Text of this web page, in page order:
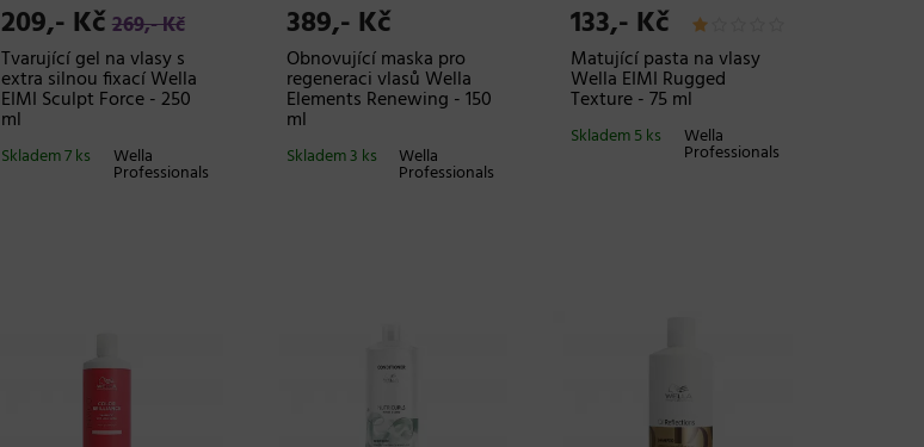
209,- Kč 269,- Kč
Tvarující gel na vlasy s
extra silnou fixací Wella
EIMI Sculpt Force - 250
ml
Wella
Professionals
Skladem 7 ks
389,- Kč
Obnovující maska pro
regeneraci vlasů Wella
Elements Renewing - 150
ml
Wella
Professionals
Skladem 3 ks
133,- Kč
Matující pasta na vlasy
Wella EIMI Rugged
Texture - 75 ml
Wella
Professionals
Skladem 5 ks